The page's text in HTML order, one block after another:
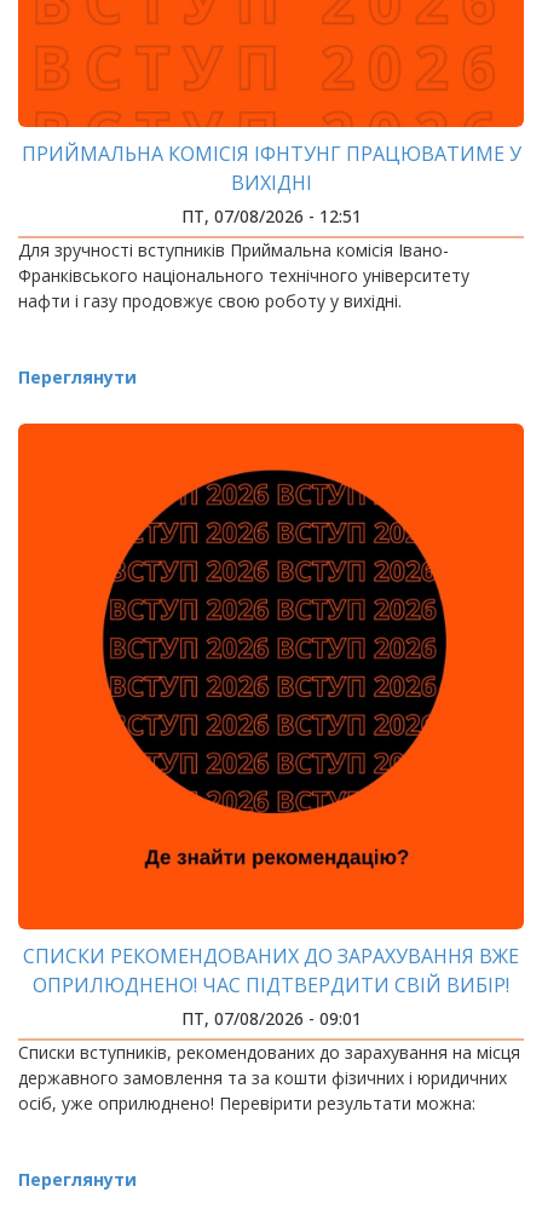
ПРИЙМАЛЬНА КОМІСІЯ ІФНТУНГ ПРАЦЮВАТИМЕ У
ВИХІДНІ
ПТ, 07/08/2026 - 12:51
Для зручності вступників Приймальна комісія Івано-
Франківського національного технічного університету
нафти і газу продовжує свою роботу у вихідні.
Переглянути
СПИСКИ РЕКОМЕНДОВАНИХ ДО ЗАРАХУВАННЯ ВЖЕ
ОПРИЛЮДНЕНО! ЧАС ПІДТВЕРДИТИ СВІЙ ВИБІР!
ПТ, 07/08/2026 - 09:01
Списки вступників, рекомендованих до зарахування на місця
державного замовлення та за кошти фізичних і юридичних
осіб, уже оприлюднено! Перевірити результати можна:
Переглянути